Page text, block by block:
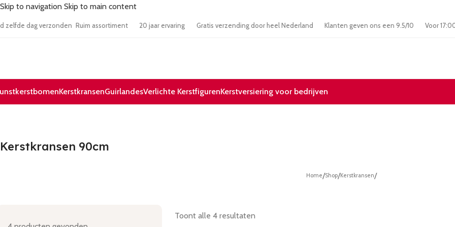
Skip to navigation Skip to main content
zelfde dag verzonden Ruim assortiment 20 jaar ervaring Gratis verzending door heel Nederland Klanten geven ons een 9.5/10
KerstkransenGuirlandesVerlichte KerstfigurenKerstversiering voor bedrijven
Kerstkransen 90cm
Home/Shop/Kerstkransen/
Toont alle 4 resultaten